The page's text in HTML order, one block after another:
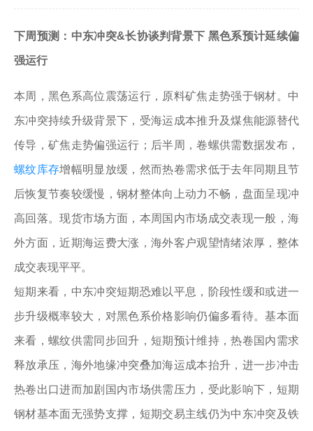
下周预测：中东冲突&长协谈判背景下 黑色系预计延续偏
强运行
本周，黑色系高位震荡运行，原料矿焦走势强于钢材。中
东冲突持续升级背景下，受海运成本推升及煤焦能源替代
传导，矿焦走势偏强运行；后半周，卷螺供需数据发布，
螺纹库存增幅明显放缓，然而热卷需求低于去年同期且节
后恢复节奏较缓慢，钢材整体向上动力不畅，盘面呈现冲
高回落。现货市场方面，本周国内市场成交表现一般，海
外方面，近期海运费大涨，海外客户观望情绪浓厚，整体
成交表现平平。
短期来看，中东冲突短期恐难以平息，阶段性缓和或进一
步升级概率较大，对黑色系价格影响仍偏多看待。基本面
来看，螺纹供需同步回升，短期预计维持，热卷国内需求
释放承压，海外地缘冲突叠加海运成本抬升，进一步冲击
热卷出口进而加剧国内市场供需压力，受此影响下，短期
钢材基本面无强势支撑，短期交易主线仍为中东冲突及铁